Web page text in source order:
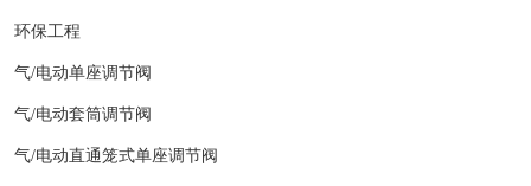
环保工程
气/电动单座调节阀
气/电动套筒调节阀
气/电动直通笼式单座调节阀